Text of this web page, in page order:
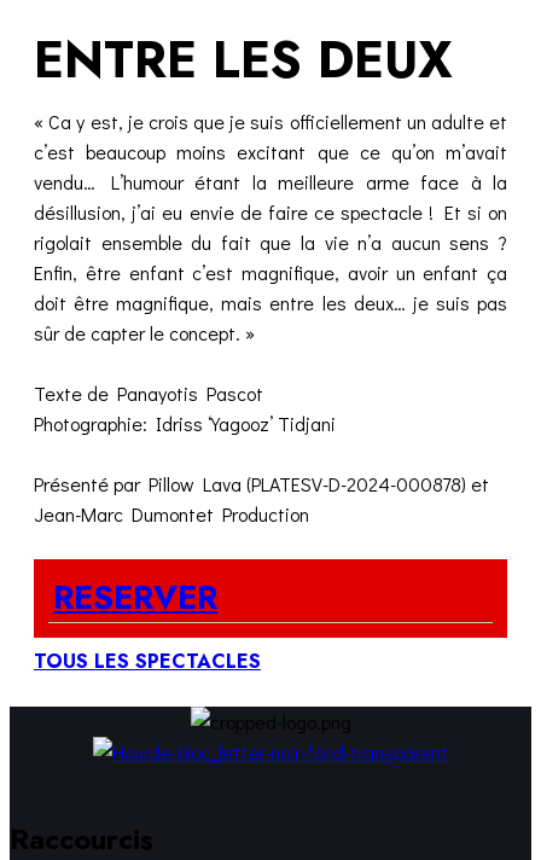
ENTRE LES DEUX
« Ca y est, je crois que je suis officiellement un adulte et
c’est beaucoup moins excitant que ce qu’on m’avait
vendu… L’humour étant la meilleure arme face à la
désillusion, j’ai eu envie de faire ce spectacle ! Et si on
rigolait ensemble du fait que la vie n’a aucun sens ?
Enfin, être enfant c’est magnifique, avoir un enfant ça
doit être magnifique, mais entre les deux… je suis pas
sûr de capter le concept. »
Texte de Panayotis Pascot
Photographie: Idriss ‘Yagooz’ Tidjani
Présenté par Pillow Lava (PLATESV-D-2024-000878) et
Jean-Marc Dumontet Production
RESERVER
TOUS LES SPECTACLES
Raccourcis